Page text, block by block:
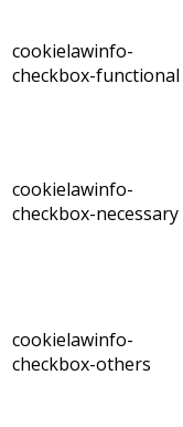
cookielawinfo-
checkbox-functional
cookielawinfo-
checkbox-necessary
cookielawinfo-
checkbox-others